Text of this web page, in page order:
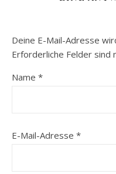
Deine E-Mail-Adresse
Erforderliche Felder sind
Name *
E-Mail-Adresse *